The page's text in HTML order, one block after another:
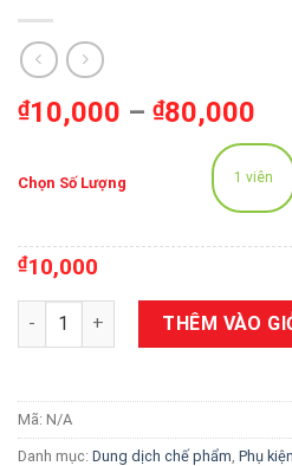
₫10,000 – ₫80,000
Chọn Số Lượng 1 viên
₫10,000
Thuốc trị tép chết lai rai của
THÊM VÀO
Mã: N/A
Danh mục: Dung dịch chế phẩm Phụ